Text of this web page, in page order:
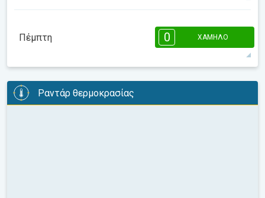
14:00 16:00 18:00
18:32 8°
Πέμπτη 0 ΧΑΜΗΛΌ
08:00
1 h 07:45 18:33 10°
Ραντάρ θερμοκρασίας